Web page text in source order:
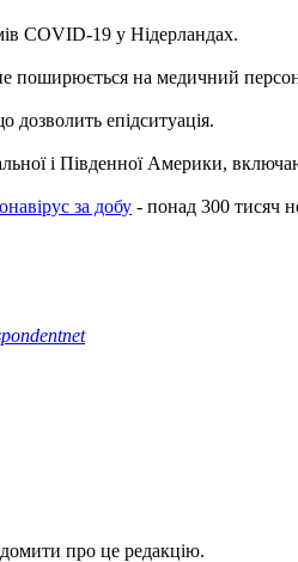
COVID-19 у Нідерландах.
поширюється на медичний
дозволить епідситуація.
і Південної Америки,
за добу - понад 300 тисяч
про це редакцію.